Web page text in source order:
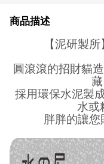
商品描述
【泥研製
圓滾滾的招財貓
採用環保水泥製
水或
胖胖的讓